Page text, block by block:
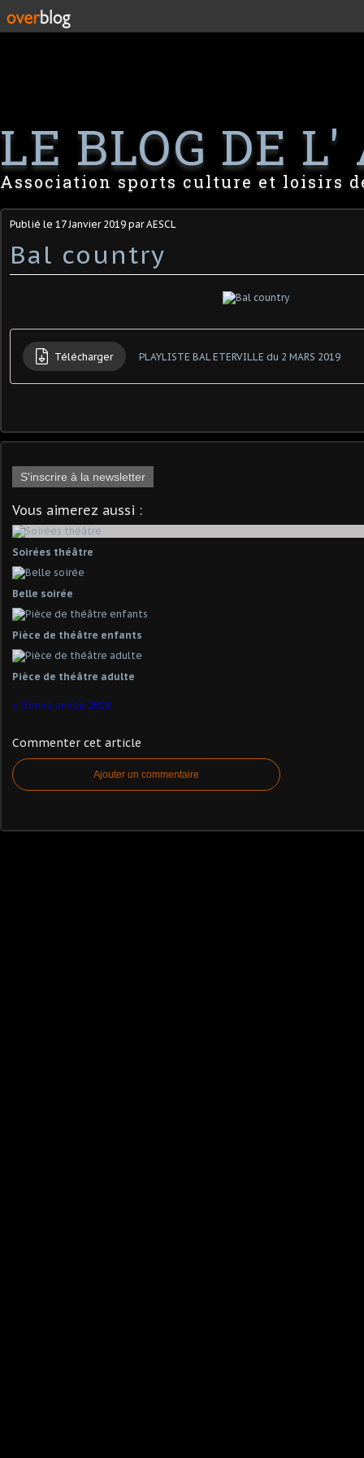
LE BLOG DE L'
Association sports culture et loisirs
Publié le 17 Janvier 2019 par AESCL
Bal country
Télécharger PLAYLISTE BAL ETERVILLE du 2 MARS 2019
S'inscrire à la newsletter
Vous aimerez aussi :
Soirées théâtre
Belle soirée
Pièce de théâtre enfants
Pièce de théâtre adulte
Bonne année 2019
Commenter cet article
Ajouter un commentaire